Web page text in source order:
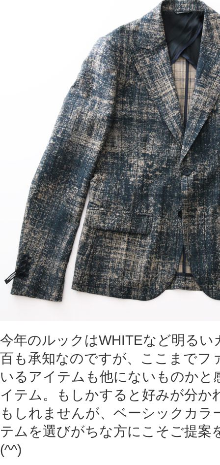
今年のルックはWHITEなど明る
百も承知なのですが、ここまでフ
いるアイテムも他にないものかと
イテム。もしかすると好みが分か
もしれませんが、ベーシックカラ
テムを選びがちな方にこそご提案
(^^)